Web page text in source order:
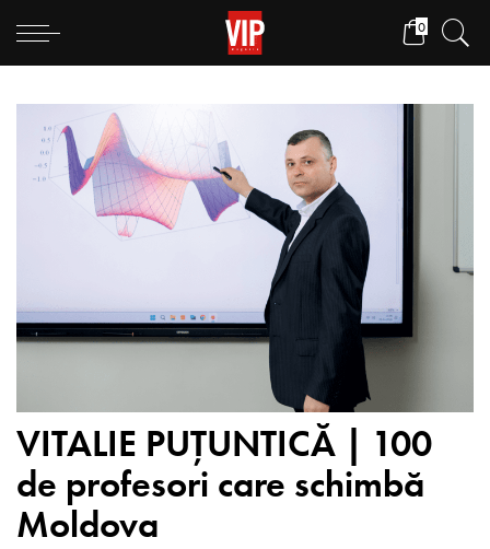
0
VITALIE PUȚUNTICĂ | 100
de profesori care schimbă
Moldova